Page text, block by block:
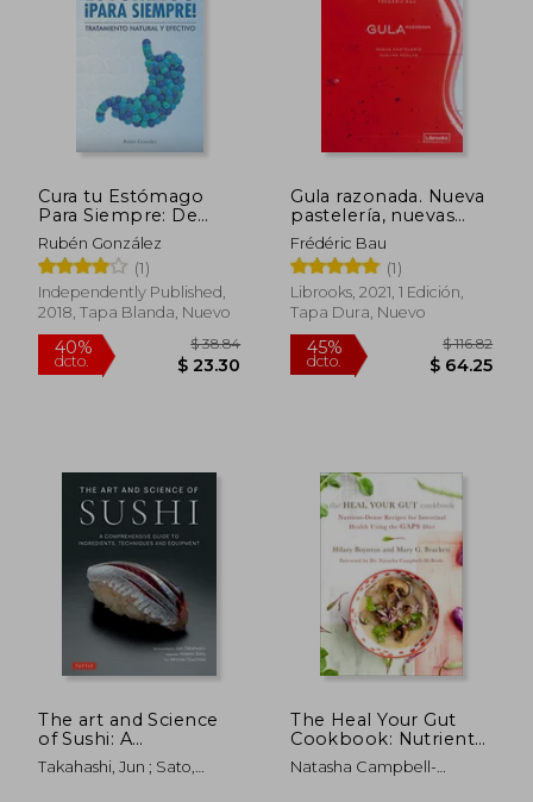
45%
dcto. $ 26.95
45%
dcto.
Cura tu Estómago
Para Siempre: De
Forma Natural y
Efectiva. Incluye 15
Recetas.
Rubén González
(1)
Independently Published,
2018, Tapa Blanda, Nuevo
Gula razonada. Nueva
pastelería, nuevas
reglas
Frédéric Bau
(1)
Librooks, 2021, 1 Edición,
Tapa Dura, Nuevo
The art and Science
of Sushi: A
Comprehensive
Guide to Ingredients,
Takahashi, Jun ; Sato,
The Heal Your Gut
Cookbook: Nutrient-
Dense Recipes for
Intestinal Health
Natasha Campbell-